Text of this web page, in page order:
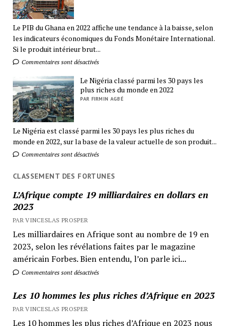
Le PIB du Ghana en 2022 affiche une tendance à la baisse, selon
les indicateurs économiques du Fonds Monétaire International.
Si le produit intérieur brut...
Commentaires sont désactivés
Le Nigéria classé parmi les 30 pays les
plus riches du monde en 2022
PAR FIRMIN AGBÉ
Le Nigéria est classé parmi les 30 pays les plus riches du
monde en 2022, sur la base de la valeur actuelle de son produit...
Commentaires sont désactivés
CLASSEMENT DES FORTUNES
L’Afrique compte 19 milliardaires en dollars en
2023
PAR VINCESLAS PROSPER
Les milliardaires en Afrique sont au nombre de 19 en
2023, selon les révélations faites par le magazine
américain Forbes. Bien entendu, l’on parle ici...
Commentaires sont désactivés
Les 10 hommes les plus riches d’Afrique en 2023
PAR VINCESLAS PROSPER
Les 10 hommes les plus riches d’Afrique en 2023 nous